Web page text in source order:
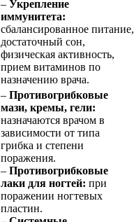
– Укрепление
иммунитета:
сбалансированное питание,
достаточный сон,
физическая активность,
прием витаминов по
назначению врача.
– Противогрибковые
мази, кремы, гели:
назначаются врачом в
зависимости от типа
грибка и степени
поражения.
– Противогрибковые
лаки для ногтей: при
поражении ногтевых
пластин.